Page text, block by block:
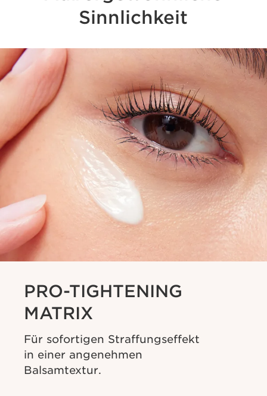
Sinnlichkeit
PRO-TIGHTENING
MATRIX
Für sofortigen Straffungseffekt
in einer angenehmen
Balsamtextur.